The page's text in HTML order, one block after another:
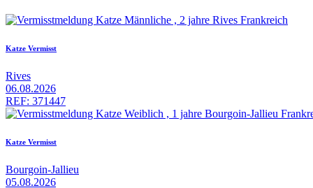
Katze Vermisst
Rives
06.08.2026
REF: 371447
Katze Vermisst
Bourgoin-Jallieu
05.08.2026